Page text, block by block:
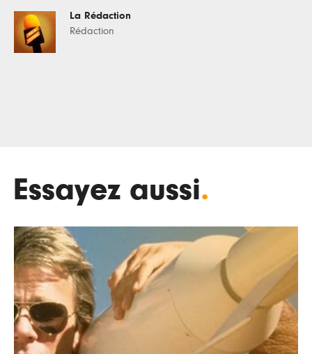
La Rédaction
Rédaction
Essayez aussi.